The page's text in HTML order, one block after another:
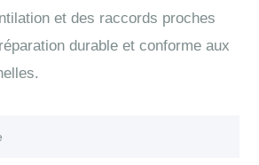
et des raccords proches
durable et conforme aux